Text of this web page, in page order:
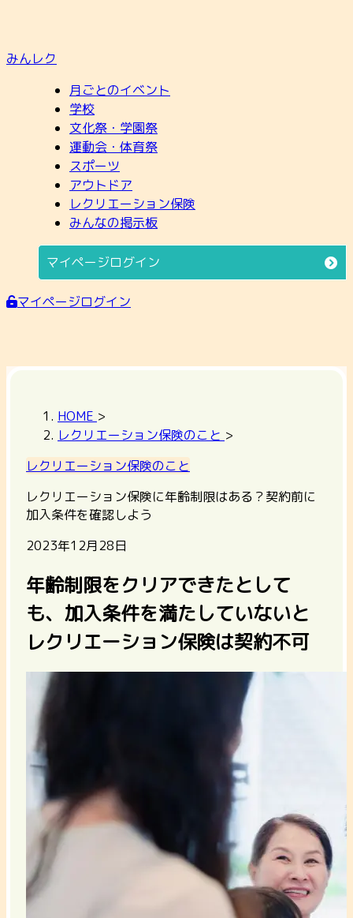
みんレク
月ごとのイベント
学校
文化祭・学園祭
運動会・体育祭
スポーツ
アウトドア
レクリエーション保険
みんなの掲示板
マイページログイン
マイページログイン
HOME >
レクリエーション保険のこと >
レクリエーション保険のこと
レクリエーション保険に年齢制限はある？契約前に
加入条件を確認しよう
2023年12月28日
年齢制限をクリアできたとして
も、加入条件を満たしていないと
レクリエーション保険は契約不可